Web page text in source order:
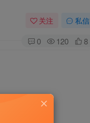
关注 私信
0 120 8